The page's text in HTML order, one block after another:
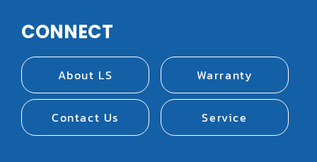
CONNECT
About LS
Contact Us
Warranty
Service